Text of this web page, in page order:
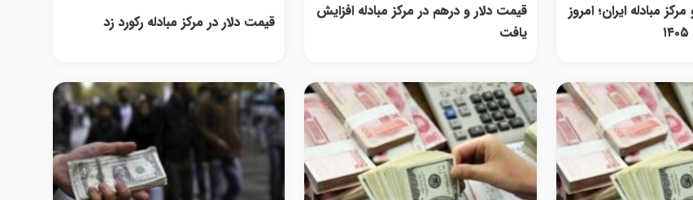
مبادله ایران؛ امروز
قیمت دلار و درهم در مرکز مبادله افزایش
یافت
قیمت دلار در مرکز مبادله رکورد زد